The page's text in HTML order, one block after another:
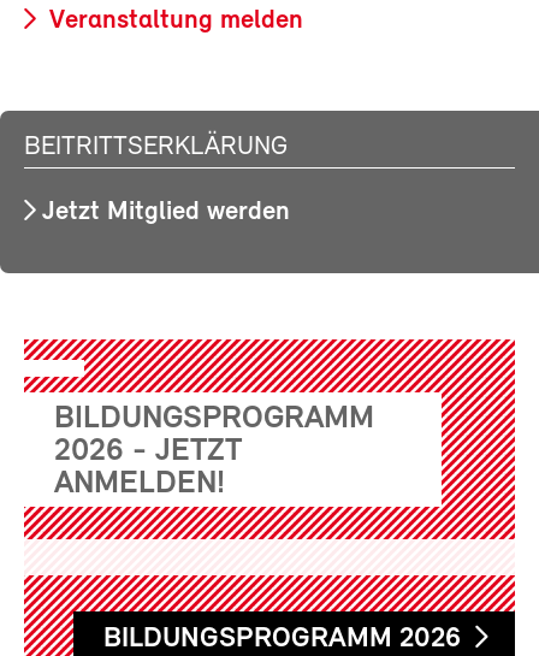
Veranstaltung melden
BEITRITTSERKLÄRUNG
Jetzt Mitglied werden
BILDUNGSPROGRAMM
2026 - JETZT
ANMELDEN!
BILDUNGSPROGRAMM 2026